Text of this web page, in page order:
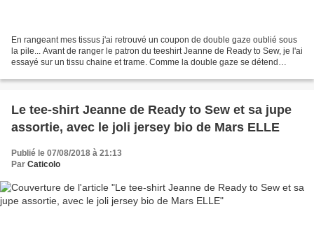
En rangeant mes tissus j'ai retrouvé un coupon de double gaze oublié sous
la pile... Avant de ranger le patron du teeshirt Jeanne de Ready to Sew, je l'ai
essayé sur un tissu chaine et trame. Comme la double gaze se détend
Le tee-shirt Jeanne de Ready to Sew et sa jupe
assortie, avec le joli jersey bio de Mars ELLE
Publié le 07/08/2018 à 21:13
Par Caticolo